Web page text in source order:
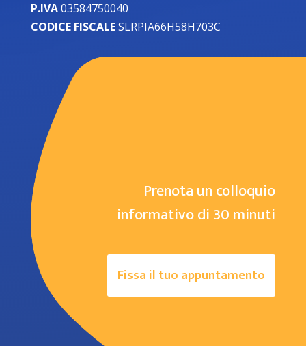
P.IVA03584750040
CODICE FISCALESLRPIA66H58H703C
Prenota un colloquio
informativo di 30 minuti
Fissa il tuo appuntamento